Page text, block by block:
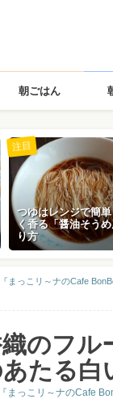
朝ごはん
つゆはレンジで簡
く香る「醤油そう
り方
注目
まっこリ～ナのCafe
のフル
あたる白
まっこリ～ナのCafe